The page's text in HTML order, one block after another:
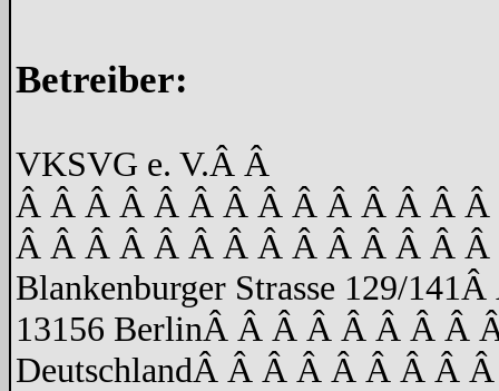
Betreiber:
VKSVG e. V.Â Â
Â Â Â Â Â Â Â Â Â Â Â Â Â
Â Â Â Â Â Â Â Â Â Â Â Â Â
Blankenburger Strasse 129/141Â
13156 BerlinÂ Â Â Â Â Â Â Â
DeutschlandÂ Â Â Â Â Â Â Â